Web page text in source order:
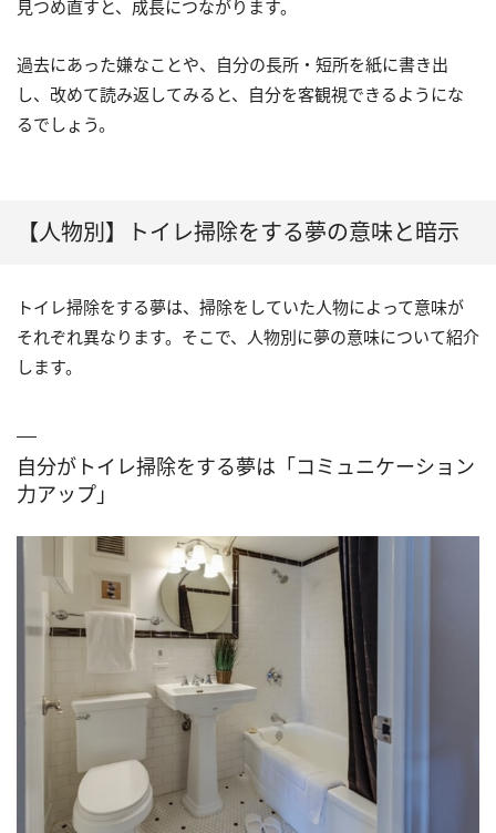
見つめ直すと、成長につながります。
過去にあった嫌なことや、自分の長所・短所を紙に書き出
し、改めて読み返してみると、自分を客観視できるようにな
るでしょう。
【人物別】トイレ掃除をする夢の意味と暗示
トイレ掃除をする夢は、掃除をしていた人物によって意味が
それぞれ異なります。そこで、人物別に夢の意味について紹介
します。
自分がトイレ掃除をする夢は「コミュニケーション
力アップ」